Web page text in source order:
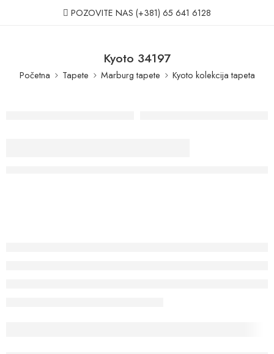
POZOVITE NAS (+381) 65 641 6128
Kyoto 34197
Početna Tapete Marburg tapete Kyoto kolekcija tapeta